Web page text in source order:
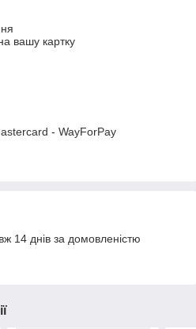
вашу картку
- WayForPay
14 днів за домовленістю